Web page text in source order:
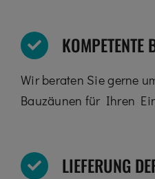
KOMPETENTE
Wir beraten Sie gerne
Bauzäunen für Ihren
LIEFERUNG